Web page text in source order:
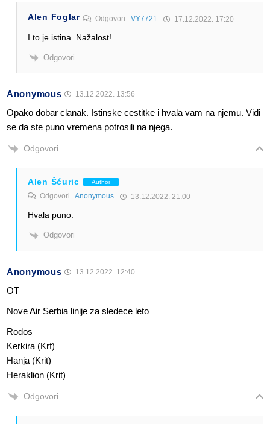
Alen Foglar Odgovori VY7721 17.12.2022. 17:20
I to je istina. Nažalost!
Odgovori
Anonymous 13.12.2022. 13:56
Opako dobar clanak. Istinske cestitke i hvala vam na njemu. Vidi
se da ste puno vremena potrosili na njega.
Odgovori
Alen Šćuric Author
Odgovori Anonymous 13.12.2022. 21:00
Hvala puno.
Odgovori
Anonymous 13.12.2022. 12:40
OT
Nove Air Serbia linije za sledece leto
Rodos
Kerkira (Krf)
Hanja (Krit)
Heraklion (Krit)
Odgovori